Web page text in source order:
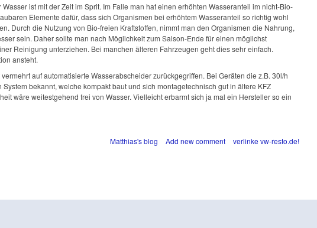
ist mit der Zeit im Sprit. Im Falle man hat einen erhöhten Wasseranteil im nicht-Bio-
Elemente dafür, dass sich Organismen bei erhöhtem Wasseranteil so richtig wohl
Durch die Nutzung von Bio-freien Kraftstoffen, nimmt man den Organismen die Nahrung,
sein. Daher sollte man nach Möglichkeit zum Saison-Ende für einen möglichst
Reinigung unterziehen. Bei manchen älteren Fahrzeugen geht dies sehr einfach.
ansteht.
auf automatisierte Wasserabscheider zurückgegriffen. Bei Geräten die z.B. 30l/h
bekannt, welche kompakt baut und sich montagetechnisch gut in ältere KFZ
wäre weitestgehend frei von Wasser. Vielleicht erbarmt sich ja mal ein Hersteller so ein
Matthias's blog Add new comment verlinke vw-resto.de!